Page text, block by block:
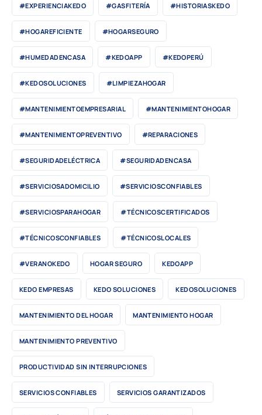
#EXPERIENCIAKEDO #GASFITERÍA #HISTORIASKEDO
#HOGAREFICIENTE #HOGARSEGURO
#HUMEDADENCASA #KEDOAPP #KEDOPERÚ
#KEDOSOLUCIONES #LIMPIEZAHOGAR
#MANTENIMIENTOEMPRESARIAL #MANTENIMIENTOHOGAR
#MANTENIMIENTOPREVENTIVO #REPARACIONES
#SEGURIDADELÉCTRICA #SEGURIDADENCASA
#SERVICIOSADOMICILIO #SERVICIOSCONFIABLES
#SERVICIOSPARAHOGAR #TÉCNICOSCERTIFICADOS
#TÉCNICOSCONFIABLES #TÉCNICOSLOCALES
#VERANOKEDO HOGAR SEGURO KEDOAPP
KEDO EMPRESAS KEDO SOLUCIONES KEDOSOLUCIONES
MANTENIMIENTO DEL HOGAR MANTENIMIENTO HOGAR
MANTENIMIENTO PREVENTIVO
PRODUCTIVIDAD SIN INTERRUPCIONES
SERVICIOS CONFIABLES SERVICIOS GARANTIZADOS